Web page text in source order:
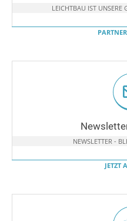
LEICHTBAU IST UNSERE
NEWSLETTER -
JETZT